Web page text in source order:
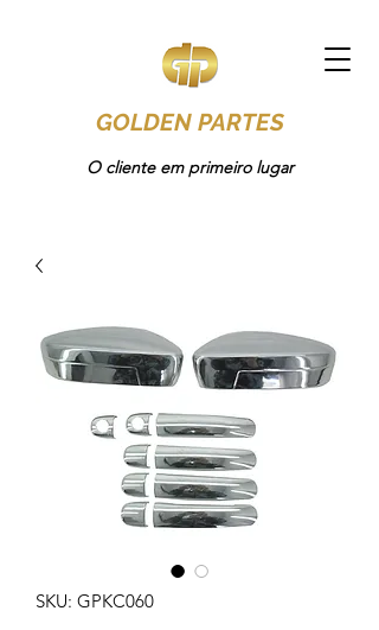
GOLDEN PARTES
O cliente em primeiro lugar
SKU: GPKC060